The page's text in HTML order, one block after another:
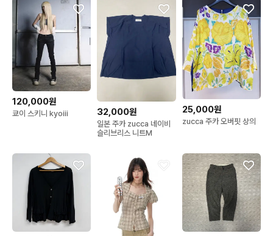
120,000원
쿄이 스키니 kyoiii 32,000원
일본 주카 zucca 네이비
슬리브리스 니트M
25,000원
zucca 주카 오버핏 상의